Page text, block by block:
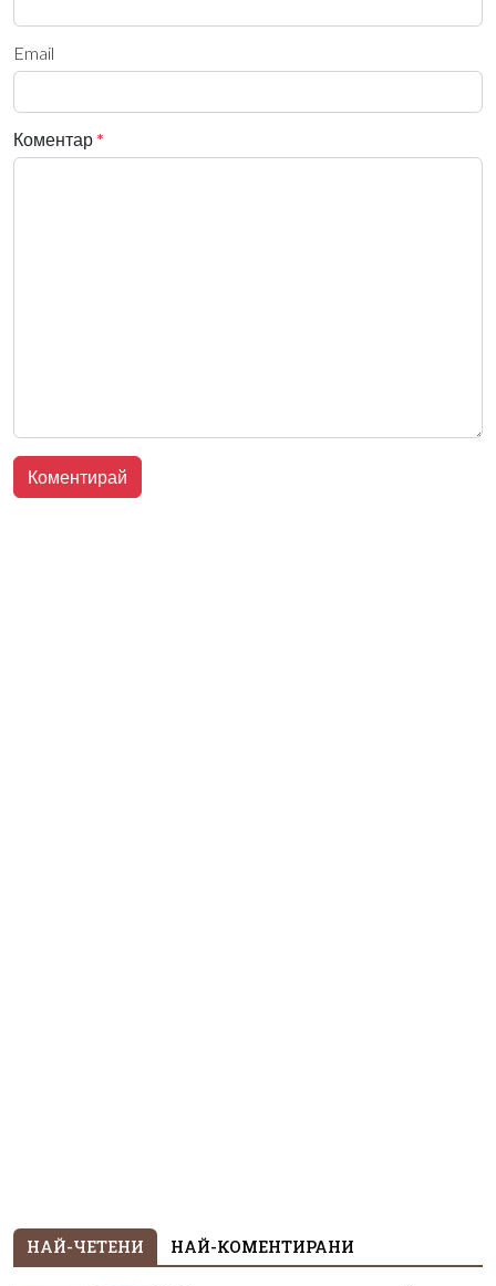
Email
Коментар *
НАЙ-ЧЕТЕНИ НАЙ-КОМЕНТИРАНИ